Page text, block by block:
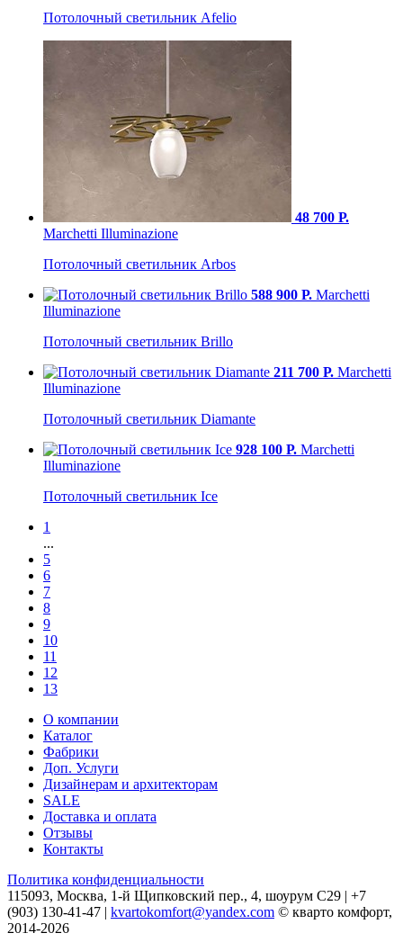
Потолочный светильник Afelio
48 700 Р.
Marchetti Illuminazione
Потолочный светильник Arbos
588 900 Р. Marchetti
Illuminazione
Потолочный светильник Brillo
211 700 Р. Marchetti
Illuminazione
Потолочный светильник Diamante
928 100 Р. Marchetti
Illuminazione
Потолочный светильник Ice
1
...
5
6
7
8
9
10
11
12
13
О компании
Каталог
Фабрики
Доп. Услуги
Дизайнерам и архитекторам
SALE
Доставка и оплата
Отзывы
Контакты
Политика конфиденциальности
115093, Москва, 1-й Щипковский пер., 4, шоурум С29 | +7
(903) 130-41-47 | kvartokomfort@yandex.com © кварто комфорт,
2014-2026